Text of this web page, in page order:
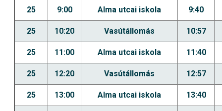
25 9:00 Alma utcai iskola 9:40
25 10:20 Vasútállomás 10:57
25 11:00 Alma utcai iskola 11:40
25 12:20 Vasútállomás 12:57
25 13:00 Alma utcai iskola 13:40